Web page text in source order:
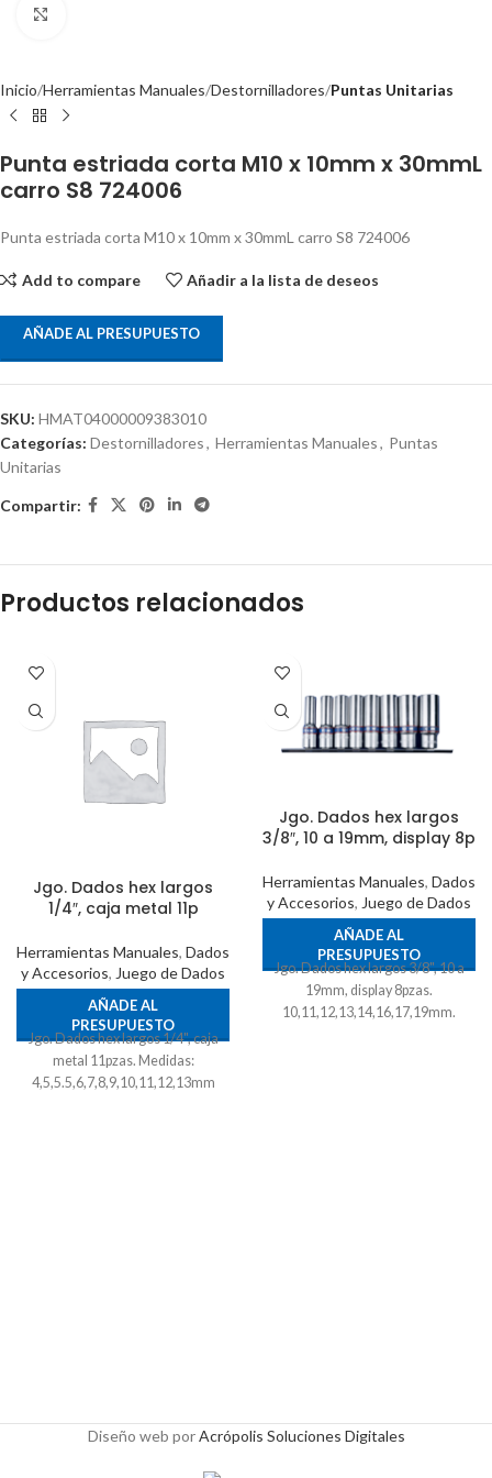
Inicio Herramientas Manuales Destornilladores Puntas Unitarias
Punta estriada corta M10 x 10mm x 30mmL
carro S8 724006
Punta estriada corta M10 x 10mm x 30mmL carro S8 724006
Add to compare Añadir a la lista de deseos
AÑADE AL PRESUPUESTO
SKU: HMAT04000009383010
Categorías: Destornilladores, Herramientas Manuales, Puntas
Unitarias
Compartir:
Productos relacionados
Jgo. Dados hex largos
1/4″, caja metal 11p
Herramientas Manuales, Dados
y Accesorios, Juego de Dados
AÑADE AL
PRESUPUESTO
Jgo. Dados hex largos 1/4", caja
metal 11pzas. Medidas:
4,5,5.5,6,7,8,9,10,11,12,13mm
Jgo. Dados hex largos
3/8″, 10 a 19mm, display 8p
Herramientas Manuales, Dados
y Accesorios, Juego de Dados
AÑADE AL
PRESUPUESTO
Jgo. Dados hex largos 3/8", 10 a
19mm, display 8pzas.
10,11,12,13,14,16,17,19mm.
Diseño web porAcrópolis Soluciones Digitales